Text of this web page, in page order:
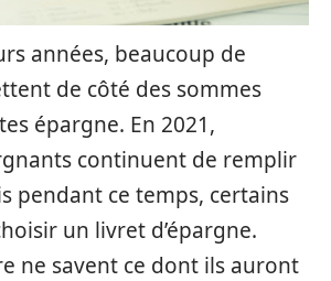
années, beaucoup de
de côté des sommes
épargne. En 2021,
continuent de remplir
pendant ce temps, certains
un livret d’épargne.
ne savent ce dont ils auront